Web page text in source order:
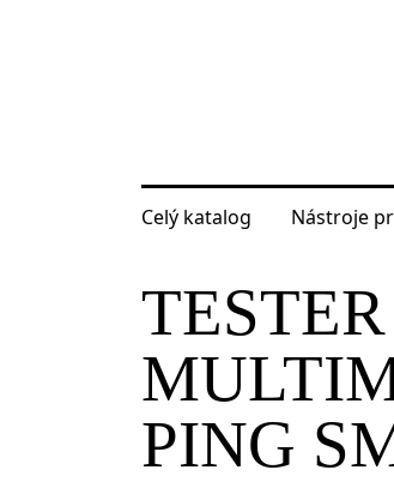
Celý katalog Nástroje
Hlavní strana Katalog
PING